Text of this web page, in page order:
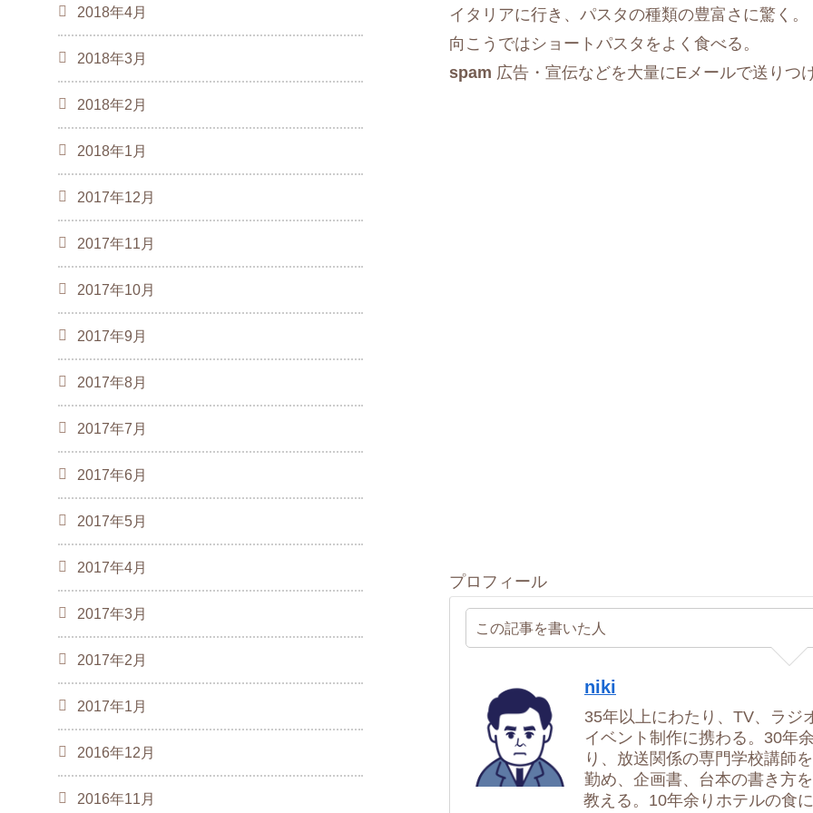
イタリアに行き、パスタの種類の豊富さに驚く。
向こうではショートパスタをよく食べる。
spam 広告・宣伝などを大量にEメールで送りつ
プロフィール
この記事を書いた人
niki
35年以上にわたり、TV、ラジ
イベント制作に携わる。30年
り、放送関係の専門学校講師を
勤め、企画書、台本の書き方を
教える。10年余りホテルの食に
2018年4月
2018年3月
2018年2月
2018年1月
2017年12月
2017年11月
2017年10月
2017年9月
2017年8月
2017年7月
2017年6月
2017年5月
2017年4月
2017年3月
2017年2月
2017年1月
2016年12月
2016年11月